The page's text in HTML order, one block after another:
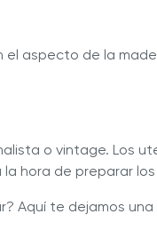
aspecto de la
o vintage. Los
hora de preparar
Aquí te dejamos una